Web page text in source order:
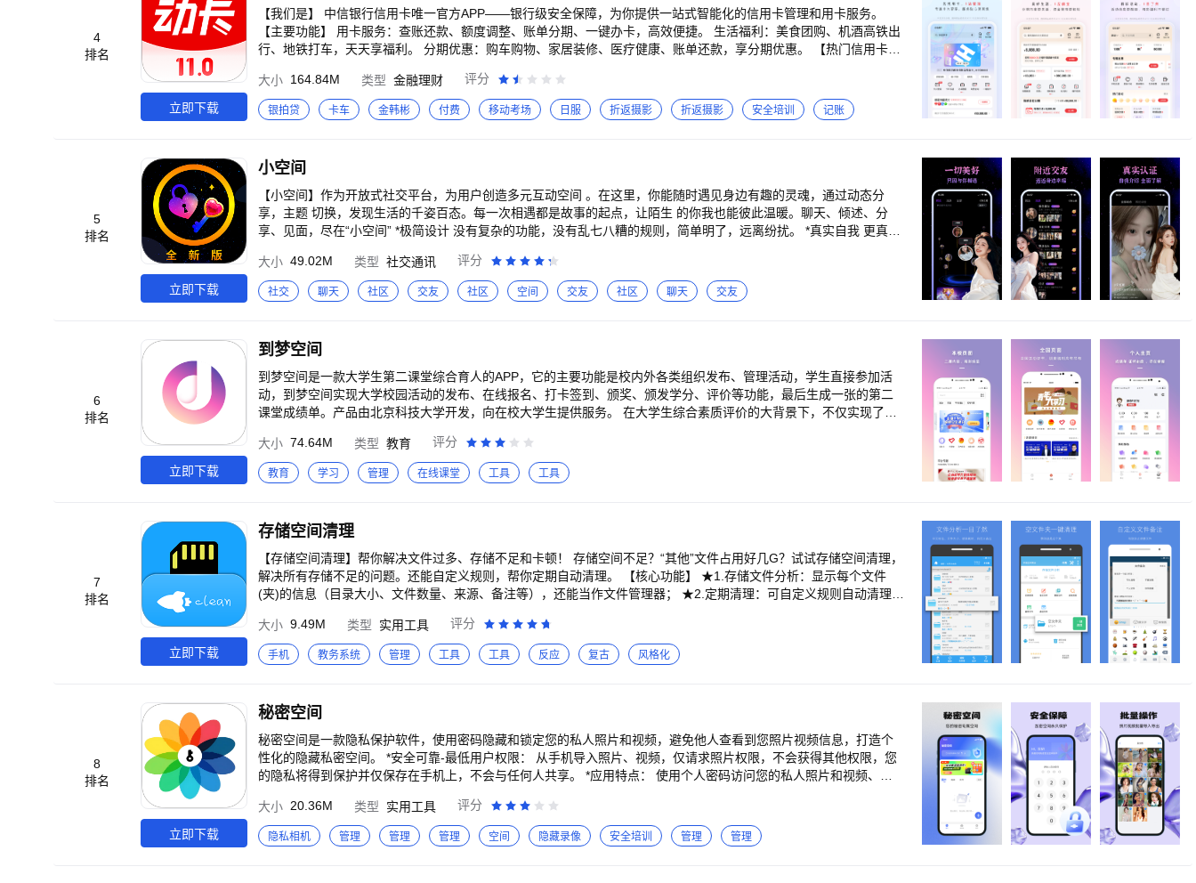
4
排名
立即下载
【我们是】 中信银行信用卡唯一官方APP——银行级安全保障，为你提供一站式智能化的信用卡管理和用卡服务。
【主要功能】 用卡服务：查账还款、额度调整、账单分期、一键办卡，高效便捷。 生活福利：美食团购、机酒高铁出
行、地铁打车，天天享福利。 分期优惠：购车购物、家居装修、医疗健康、账单还款，享分期优惠。 【热门信用卡】
总有一款适合你。 办卡畅享优惠—— 返现、立减金、优惠券，“食住行娱购”生活场景全覆盖。 【附属卡】 轻松为家人
申请一份专属的关爱。 主卡管理，账单明了；额度可控，安全放心；即开即用，支付便利。 【特色活动】 99365月月
享兑精彩生活：9积分兑奶茶咖啡、9元起兑视频会员、5折起享美食大餐，更多优惠尽在动卡空间，快去看看吧～
大小 164.84M 类型 金融理财 评分
银拍贷 卡车 金韩彬 付费 移动考场 日服 折返摄影 折返摄影 安全培训 记账
5
排名
立即下载
小空间
【小空间】作为开放式社交平台，为用户创造多元互动空间 。在这里，你能随时遇见身边有趣的灵魂，通过动态分
享，主题 切换，发现生活的千姿百态。每一次相遇都是故事的起点，让陌生 的你我也能彼此温暖。聊天、倾述、分
享、见面，尽在“小空间” *极简设计 没有复杂的功能，没有乱七八糟的规则，简单明了，远离纷扰。 *真实自我 更真实
大小 49.02M 类型 社交通讯 评分
社交 聊天 社区 交友 社区 空间 交友 社区 聊天 交友
6
排名
立即下载
到梦空间
到梦空间是一款大学生第二课堂综合育人的APP，它的主要功能是校内外各类组织发布、管理活动，学生直接参加活
动，到梦空间实现大学校园活动的发布、在线报名、打卡签到、颁奖、颁发学分、评价等功能，最后生成一张的第二
课堂成绩单。产品由北京科技大学开发，向在校大学生提供服务。 在大学生综合素质评价的大背景下，不仅实现了工
堂，方便同学们高效率、便捷地参加高质量的活动。
大小 74.64M 类型 教育 评分
教育 学习 管理 在线课堂 工具 工具
7
排名
立即下载
存储空间清理
【存储空间清理】帮你解决文件过多、存储不足和卡顿！ 存储空间不足？“其他”文件占用好几G？试试存储空间清理，
解决所有存储不足的问题。还能自定义规则，帮你定期自动清理。 【核心功能】 ★1.存储文件分析：显示每个文件
(夹)的信息（目录大小、文件数量、来源、备注等），还能当作文件管理器； ★2.定期清理：可自定义规则自动清理指
搜索文件，基本秒搜； ★4.文件粉碎：粉碎后可防止文件被恢复； ★5.吃掉内存：通过挤压可用内存，让系统释放出
更多的运行内存； ★6.一键替换：可将目录替换为空文件，来尝试阻止目录再生成（例如阻止广告或缓存生成）。 ★
7.一键整理APK安装包：规范重命名，整理到统一目录中； ★8.一键清理空文件夹（也可设置清理空白文件）； ★9.
来，清理掉； ★11.超级搜索：除了按文件名称，还可以根据大小、数量、时间、扩展名...等多个条件进行文件精细搜
索； ★12.最新文件：刚下载的文件找不到？试试这个功能吧； ★13.最旧文件：找出藏在手机中最久的文件，也许有
惊喜； ★14.疑似缓存：找出极可能是缓存垃圾的目录； ★15.批量重命名：可一次性将多个文件批量改名，支持多种
方案； 还有文件备注、联网查询、一键另存、文件分类、安装包提取、根目录整理...等很多实用功能，还望您亲自探
索！ 【软件特点】 对存储文件全面分析，让小白也能看懂手机里的文件。独有的自定义规则定期清理，可以让你解放
大小 9.49M 类型 实用工具 评分
手机 教务系统 管理 工具 工具 反应 复古 风格化
8
排名
立即下载
秘密空间
秘密空间是一款隐私保护软件，使用密码隐藏和锁定您的私人照片和视频，避免他人查看到您照片视频信息，打造个
性化的隐藏私密空间。 *安全可靠-最低用户权限： 从手机导入照片、视频，仅请求照片权限，不会获得其他权限，您
的隐私将得到保护并仅保存在手机上，不会与任何人共享。 *应用特点： 使用个人密码访问您的私人照片和视频、通
作。 *紧急切换： 开启“摇一摇锁屏”，遇到紧急情况摇一摇，将自动锁屏，进行防护。 秘密空间，时刻关注您的隐私
信息，不泄露、强保护、内存大，给您提供全方位的安心私密空间。
大小 20.36M 类型 实用工具 评分
隐私相机 管理 管理 管理 空间 隐藏录像 安全培训 管理 管理